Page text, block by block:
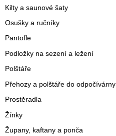
Kilty a saunové šaty
Osušky a ručníky
Pantofle
Podložky na sezení a ležení
Polštáře
Přehozy a polštáře do odpočívárny
Prostěradla
Žínky
Župany, kaftany a ponča